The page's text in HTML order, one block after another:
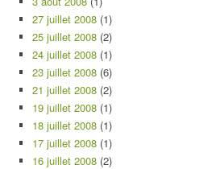
27 juillet 2008 (1)
25 juillet 2008 (2)
24 juillet 2008 (1)
23 juillet 2008 (6)
21 juillet 2008 (2)
19 juillet 2008 (1)
18 juillet 2008 (1)
17 juillet 2008 (1)
16 juillet 2008 (2)